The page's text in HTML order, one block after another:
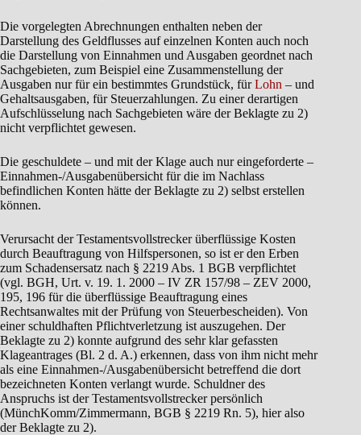
Die vorgelegten Abrechnungen enthalten neben der
Darstellung des Geldflusses auf einzelnen Konten auch noch
die Darstellung von Einnahmen und Ausgaben geordnet nach
Sachgebieten, zum Beispiel eine Zusammenstellung der
Ausgaben nur für ein bestimmtes Grundstück, fürLohn – und
Gehaltsausgaben, für Steuerzahlungen. Zu einer derartigen
Aufschlüsselung nach Sachgebieten wäre der Beklagte zu 2)
nicht verpflichtet gewesen.
Die geschuldete – und mit der Klage auch nur eingeforderte –
Einnahmen-/Ausgabenübersicht für die im Nachlass
befindlichen Konten hätte der Beklagte zu 2) selbst erstellen
können.
Verursacht der Testamentsvollstrecker überflüssige Kosten
durch Beauftragung von Hilfspersonen, so ist er den Erben
zum Schadensersatz nach § 2219 Abs. 1 BGB verpflichtet
(vgl. BGH, Urt. v. 19. 1. 2000 – IV ZR 157/98 – ZEV 2000,
195, 196 für die überflüssige Beauftragung eines
Rechtsanwaltes mit der Prüfung von Steuerbescheiden). Von
einer schuldhaften Pflichtverletzung ist auszugehen. Der
Beklagte zu 2) konnte aufgrund des sehr klar gefassten
Klageantrages (Bl. 2 d. A.) erkennen, dass von ihm nicht mehr
als eine Einnahmen-/Ausgabenübersicht betreffend die dort
bezeichneten Konten verlangt wurde. Schuldner des
Anspruchs ist der Testamentsvollstrecker persönlich
(MünchKomm/Zimmermann, BGB § 2219 Rn. 5), hier also
der Beklagte zu 2).